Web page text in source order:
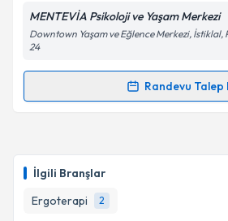
İlgili Branşlar
Ergoterapi
2
E-posta Adresiniz
Kişisel verilerimin işlenmesine
Metni'ni okudum ve kişisel
MENTEVİA Psikoloji ve Yaşam Merkezi
Downtown Yaşam ve Eğlence Merkezi, İstiklal,
24
Randevu Talep
Randevu Takvimi Talebi
için bir takvim hazırlandığında e-
bilgilendireceğiz.